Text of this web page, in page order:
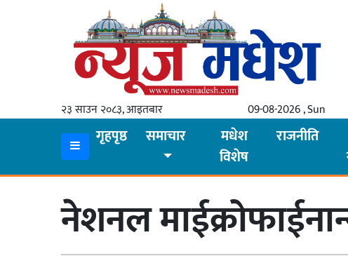
२३ साउन २०८३, आइतबार 09-08-2026 , Sun
गृहपृष्ठ समाचार
मधेश
विशेष
राजनीति
नेशनल